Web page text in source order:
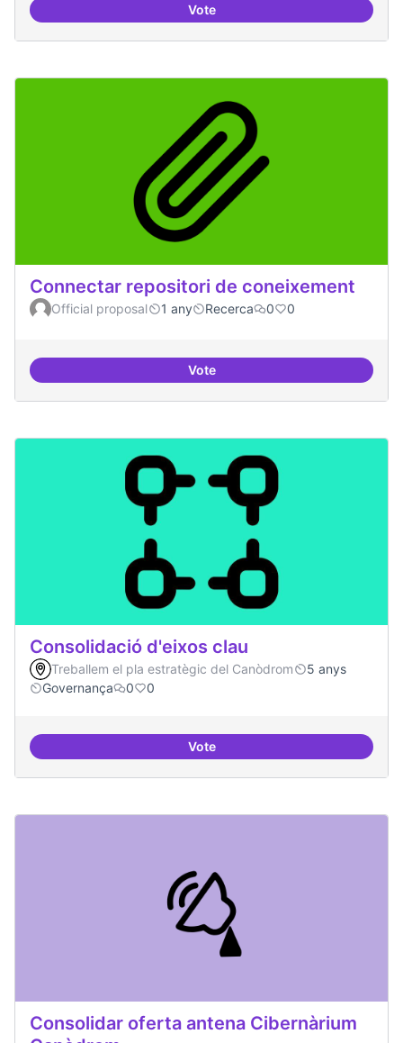
VoteComunitat software lliure
Connectar repositori de coneixement
Official proposal 1 any Recerca 0 0
VoteConnectar repositori de
Consolidació d'eixos clau
Treballem el pla estratègic del Canòdrom
5 anys
Governança
0 0
VoteConsolidació d'eixos clau
Consolidar oferta antena Cibernàrium